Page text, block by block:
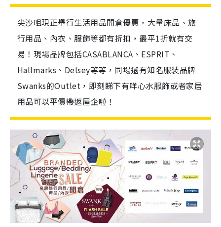
尖沙咀現正舉行生活用品開倉優惠，大量床品、旅
行用品、內衣、服飾等都有折扣，最平1折就有交
易！現場品牌包括CASABLANCA、ESPRIT、
Hallmarks、Delsey等等，同場還有知名服裝品牌
Swanks的Outlet，即刻睇下有咩心水服飾或者家居
用品可以平價帶返屋企啦！